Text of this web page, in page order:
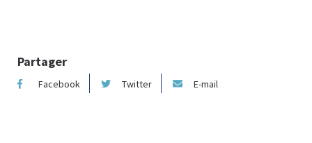
Partager
Facebook Twitter E-mail